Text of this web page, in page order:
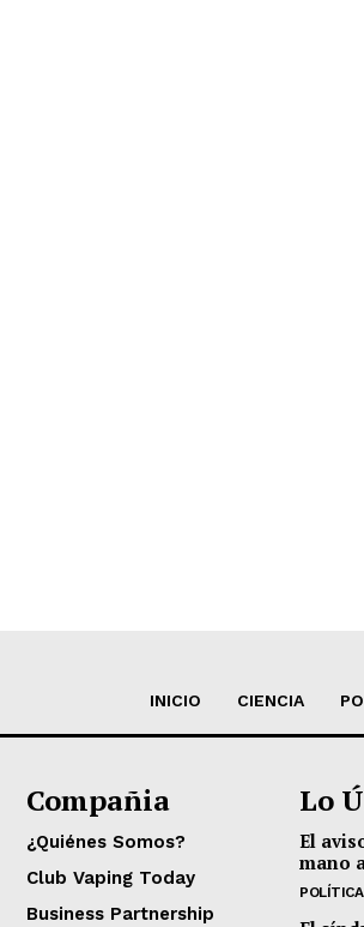
INICIO CIENCIA
Compañia
¿Quiénes Somos?
Club Vaping Today
Business Partnership
Lo
El
mano
POLÍTICA